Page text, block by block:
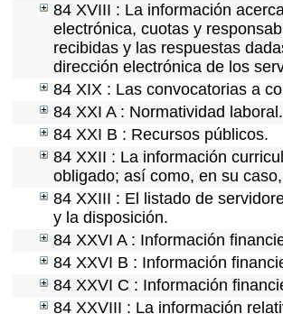
84 XVIII : La información
electrónica, cuotas y
recibidas y las respuestas
dirección electrónica de los
84 XIX : Las convocatorias a
84 XXI A : Normatividad laboral.
84 XXI B : Recursos públicos.
84 XXII : La información
obligado; así como, en su
84 XXIII : El listado de
y la disposición.
84 XXVI A : Información
84 XXVI B : Información
84 XXVI C : Información
84 XXVIII : La información